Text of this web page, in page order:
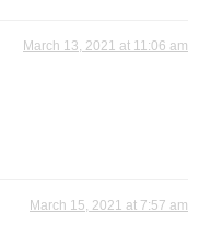
March 13, 2021 at 11:06 am
March 15, 2021 at 7:57 am